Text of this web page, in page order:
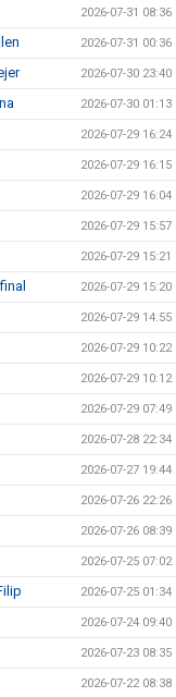
2026-07-31 08:36
2026-07-31 00:36
2026-07-30 23:40
2026-07-30 01:13
2026-07-29 16:24
2026-07-29 16:15
2026-07-29 16:04
2026-07-29 15:57
2026-07-29 15:21
2026-07-29 15:20
2026-07-29 14:55
2026-07-29 10:22
2026-07-29 10:12
2026-07-29 07:49
2026-07-28 22:34
2026-07-27 19:44
2026-07-26 22:26
2026-07-26 08:39
2026-07-25 07:02
2026-07-25 01:34
2026-07-24 09:40
2026-07-23 08:35
2026-07-22 08:38